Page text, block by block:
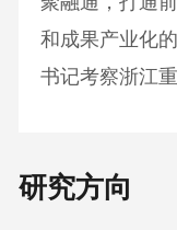
和成果产业化
书记考察浙江
研究方向